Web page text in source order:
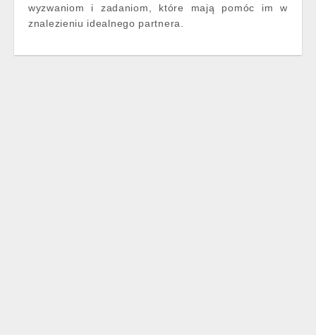
wyzwaniom i zadaniom, które mają pomóc im w
znalezieniu idealnego partnera.